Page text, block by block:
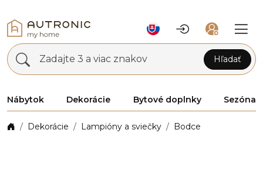
Zadajte 3 a viac znakov Hľadať
Nábytok Dekorácie Bytové doplnky Sezóna
Dekorácie Lampióny a sviečky Bodce